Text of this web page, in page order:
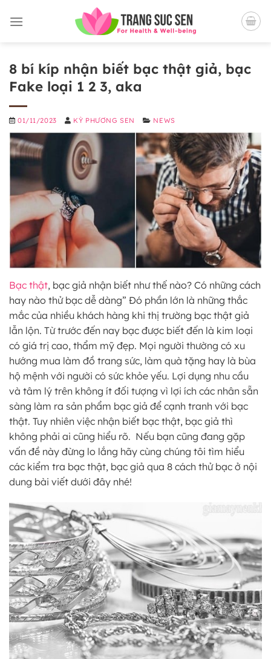
qua
8 bí kíp nhận biết bạc thật giả, bạc
Fake loại 1 2 3, aka
01/11/2023 KỲ PHƯƠNG SEN NEWS
Bạc thật, bạc giả nhận biết như thế nào? Có những cách
hay nào thử bạc dễ dàng” Đó phần lớn là những thắc
mắc của nhiều khách hàng khi thị trường bạc thật giả
lẫn lộn. Từ trước đến nay bạc được biết đến là kim loại
có giá trị cao, thẩm mỹ đẹp. Mọi người thường có xu
hướng mua làm đồ trang sức, làm quà tặng hay là bùa
hộ mệnh với người có sức khỏe yếu. Lợi dụng nhu cầu
và tâm lý trên không ít đối tượng vì lợi ích các nhân sẵn
sàng làm ra sản phẩm bạc giả để cạnh tranh với bạc
thật. Tuy nhiên việc nhận biết bạc thật, bạc giả thì
không phải ai cũng hiểu rõ. Nếu bạn cũng đang gặp
vấn đề này đừng lo lắng hãy cùng chúng tôi tìm hiểu
các kiểm tra bạc thật, bạc giả qua 8 cách thử bạc ở nội
dung bài viết dưới đây nhé!